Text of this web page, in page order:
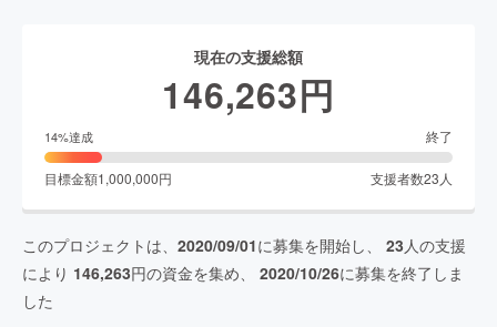
現在の支援総額
146,263円
14%達成 終了
目標金額1,000,000円 支援者数23 人
このプロジェクトは、 2020/09/01に募集を開始し、 23人の支援
により 146,263円の資金を集め、 2020/10/26に募集を終了しま
した